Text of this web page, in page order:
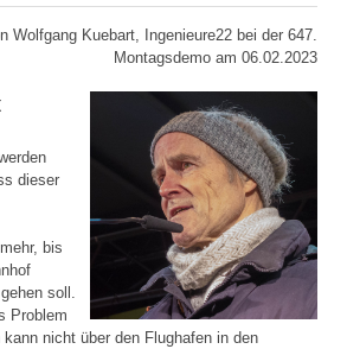
Wolfgang Kuebart, Ingenieure22 bei der 647.
Montagsdemo am 06.02.2023
dieser
bis
soll.
Problem
nicht über den Flughafen in den